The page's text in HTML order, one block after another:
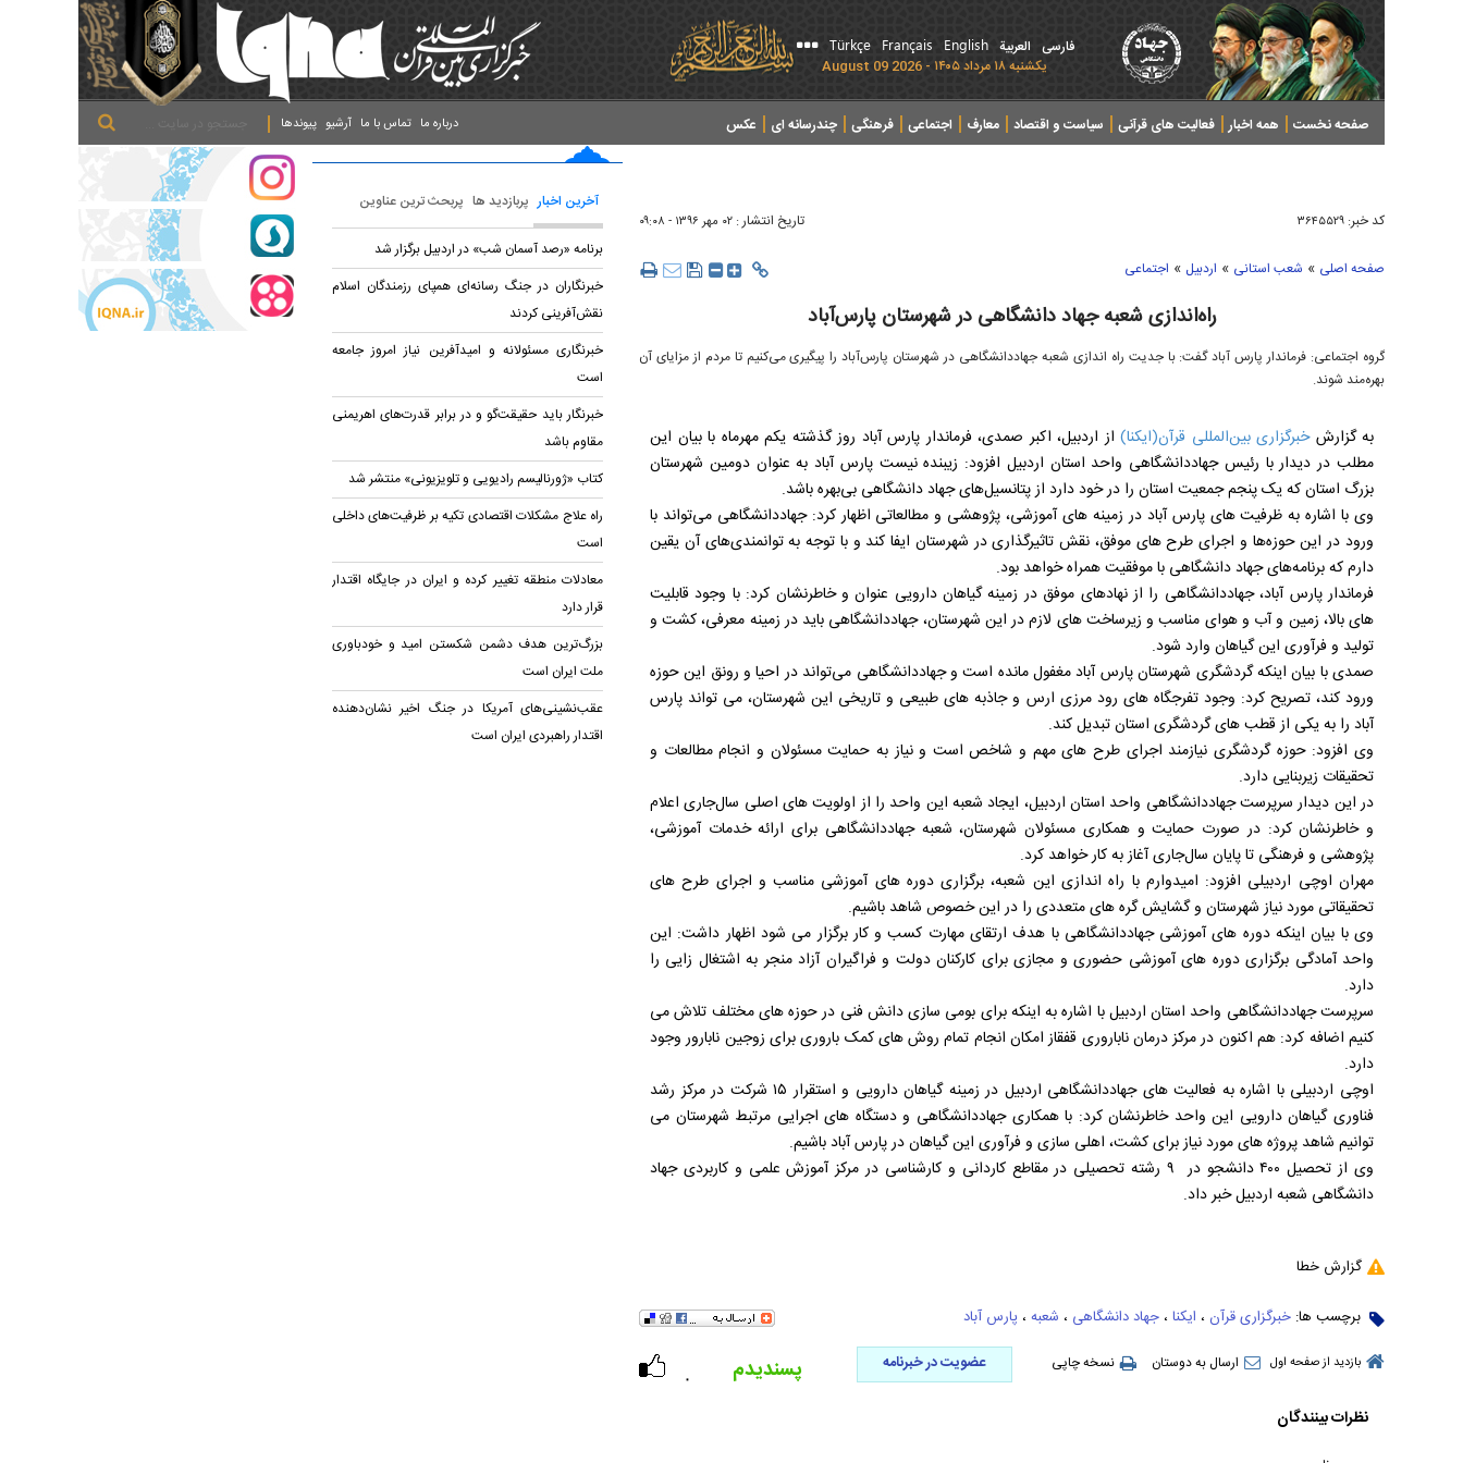
فارسی العربیة English
Français
Türkçe
يکشنبه ۱۸ مرداد ۱۴۰۵ - 2026 August 09
صفحه نخست همه اخبار فعالیت های قرآنی سیاست و اقتصاد معارف اجتماعی فرهنگی چندرسانه ای عکس پیوندها آرشیو تماس با ما درباره ما
کد خبر: ۳۶۴۵۵۲۹ تاریخ انتشار : ۰۲ مهر ۱۳۹۶ - ۰۹:۰۸
صفحه اصلی » شعب استانی » اردبیل » اجتماعی
راه‌اندازی شعبه جهاد دانشگاهی در شهرستان پارس‌آباد
گروه اجتماعی: فرماندار پارس آباد گفت: با جدیت راه اندازی شعبه جهاددانشگاهی در شهرستان پارس‌آباد را پیگیری می‌کنیم تا مردم از مزایای آن
بهره‌مند شوند.
به گزارش خبرگزاری بین‌المللی قرآن(ایکنا) از اردبیل، اکبر صمدی، فرماندار پارس آباد روز گذشته یکم مهرماه با بیان این
مطلب در دیدار با رئیس جهاددانشگاهی واحد استان اردبیل افزود: زیبنده نیست پارس آباد به عنوان دومین شهرستان
بزرگ استان که یک پنجم جمعیت استان را در خود دارد از پتانسیل‌های جهاد دانشگاهی بی‌بهره باشد.
وی با اشاره به ظرفیت های پارس آباد در زمینه های آموزشی، پژوهشی و مطالعاتی اظهار کرد: جهاددانشگاهی می‌تواند با
ورود در این حوزه‌ها و اجرای طرح های موفق، نقش تاثیرگذاری در شهرستان ایفا کند و با توجه به توانمندی‌های آن یقین
دارم که برنامه‌های جهاد دانشگاهی با موفقیت همراه خواهد بود.
فرماندار پارس آباد، جهاددانشگاهی را از نهادهای موفق در زمینه گیاهان دارویی عنوان و خاطرنشان کرد: با وجود قابلیت
های بالا، زمین و آب و هوای مناسب و زیرساخت های لازم در این شهرستان، جهاددانشگاهی باید در زمینه معرفی، کشت و
تولید و فرآوری این گیاهان وارد شود.
صمدی با بیان اینکه گردشگری شهرستان پارس آباد مغفول مانده است و جهاددانشگاهی می‌تواند در احیا و رونق این حوزه
ورود کند، تصریح کرد: وجود تفرجگاه های رود مرزی ارس و جاذبه های طبیعی و تاریخی این شهرستان، می تواند پارس
آباد را به یکی از قطب های گردشگری استان تبدیل کند.
وی افزود: حوزه گردشگری نیازمند اجرای طرح های مهم و شاخص است و نیاز به حمایت مسئولان و انجام مطالعات و
تحقیقات زیربنایی دارد.
در این دیدار سرپرست جهاددانشگاهی واحد استان اردبیل، ایجاد شعبه این واحد را از اولویت های اصلی سال‌جاری اعلام
و خاطرنشان کرد: در صورت حمایت و همکاری مسئولان شهرستان، شعبه جهاددانشگاهی برای ارائه خدمات آموزشی،
پژوهشی و فرهنگی تا پایان سال‌جاری آغاز به کار خواهد کرد.
مهران اوچی اردبیلی افزود: امیدوارم با راه اندازی این شعبه، برگزاری دوره های آموزشی مناسب و اجرای طرح های
تحقیقاتی مورد نیاز شهرستان و گشایش گره های متعددی را در این خصوص شاهد باشیم.
وی با بیان اینکه دوره های آموزشی جهاددانشگاهی با هدف ارتقای مهارت کسب و کار برگزار می شود اظهار داشت: این
واحد آمادگی برگزاری دوره های آموزشی حضوری و مجازی برای کارکنان دولت و فراگیران آزاد منجر به اشتغال زایی را
دارد.
سرپرست جهاددانشگاهی واحد استان اردبیل با اشاره به اینکه برای بومی سازی دانش فنی در حوزه های مختلف تلاش می
کنیم اضافه کرد: هم اکنون در مرکز درمان ناباروری قفقاز امکان انجام تمام روش های کمک باروری برای زوجین نابارور وجود
دارد.
اوچی اردبیلی با اشاره به فعالیت های جهاددانشگاهی اردبیل در زمینه گیاهان دارویی و استقرار ۱۵ شرکت در مرکز رشد
فناوری گیاهان دارویی این واحد خاطرنشان کرد: با همکاری جهاددانشگاهی و دستگاه های اجرایی مرتبط شهرستان می
توانیم شاهد پروژه های مورد نیاز برای کشت، اهلی سازی و فرآوری این گیاهان در پارس آباد باشیم.
وی از تحصیل ۴۰۰ دانشجو در ۹ رشته تحصیلی در مقاطع کاردانی و کارشناسی در مرکز آموزش علمی و کاربردی جهاد
دانشگاهی شعبه اردبیل خبر داد.
گزارش خطا
برچسب ها: خبرگزاری قرآن ، ایکنا ، جهاد دانشگاهی ، شعبه ، پارس آباد
بازدید از صفحه اول ارسال به دوستان نسخه چاپی عضویت در خبرنامه
۰ پسندیدم
نظرات بینندگان
آخرین اخبار پربازدید ها پربحث ترین عناوین
برنامه «رصد آسمان شب» در اردبیل برگزار شد
خبرنگاران در جنگ رسانه‌ای همپای رزمندگان اسلام
نقش‌آفرینی کردند
خبرنگاری مسئولانه و امیدآفرین نیاز امروز جامعه
است
خبرنگار باید حقیقت‌گو و در برابر قدرت‌های اهریمنی
مقاوم باشد
کتاب «ژورنالیسم رادیویی و تلویزیونی» منتشر شد
راه علاج مشکلات اقتصادی تکیه بر ظرفیت‌های داخلی
است
معادلات منطقه تغییر کرده و ایران در جایگاه اقتدار
قرار دارد
بزرگ‌ترین هدف دشمن شکستن امید و خودباوری
ملت ایران است
عقب‌نشینی‌های آمریکا در جنگ اخیر نشان‌دهنده
اقتدار راهبردی ایران است